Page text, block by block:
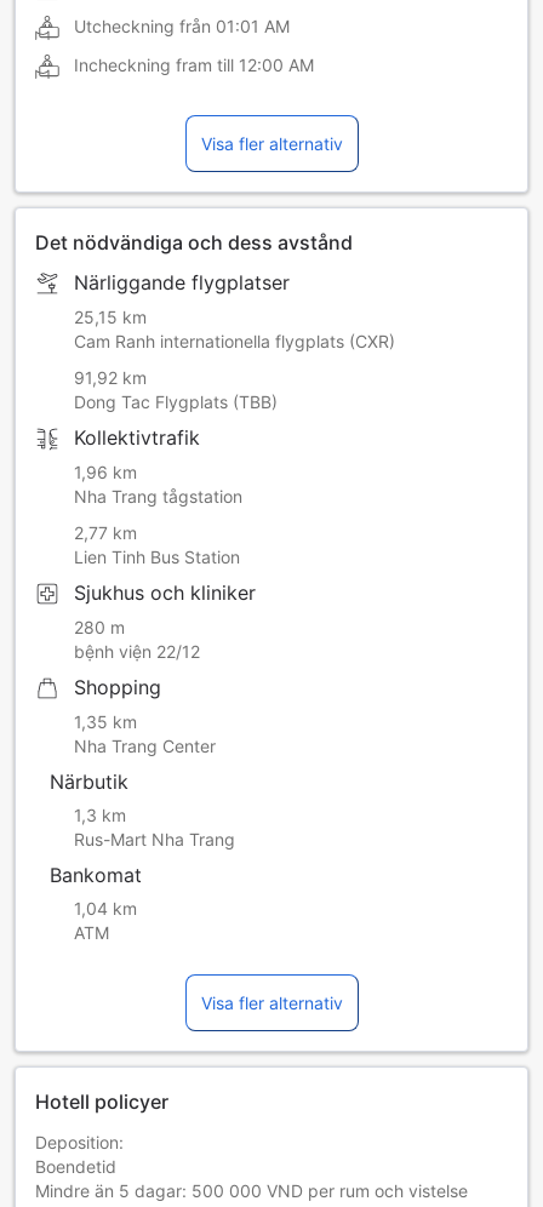
Utcheckning från 01:01 AM
Incheckning fram till 12:00 AM
Visa fler alternativ
Det nödvändiga och dess avstånd
Närliggande flygplatser
25,15 km
Cam Ranh internationella flygplats (CXR)
91,92 km
Dong Tac Flygplats (TBB)
Kollektivtrafik
1,96 km
Nha Trang tågstation
2,77 km
Lien Tinh Bus Station
Sjukhus och kliniker
280 m
bệnh viện 22/12
Shopping
1,35 km
Nha Trang Center
Närbutik
1,3 km
Rus-Mart Nha Trang
Bankomat
1,04 km
ATM
Visa fler alternativ
Hotell policyer
Deposition:
Boendetid
Mindre än 5 dagar: 500 000 VND per rum och vistelse